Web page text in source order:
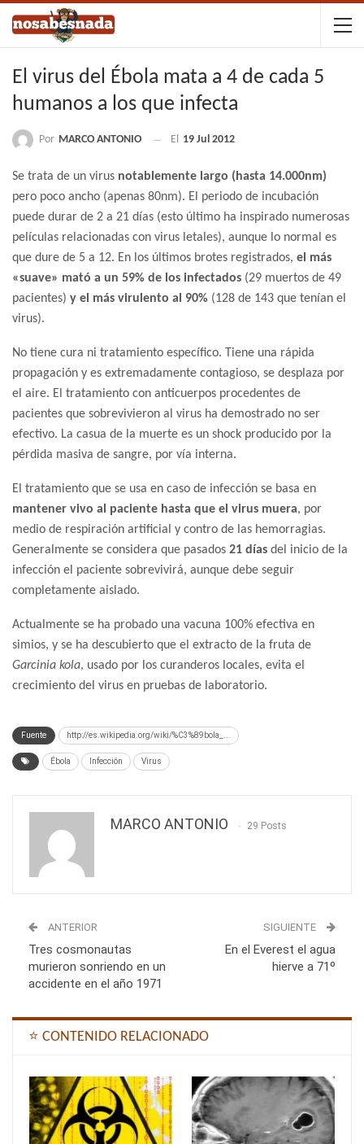
El virus del Ébola mata a 4 de cada 5
humanos a los que infecta
Por MARCO ANTONIO El 19 Jul 2012
Se trata de un virus notablemente largo (hasta 14.000nm)
pero poco ancho (apenas 80nm). El periodo de incubación
puede durar de 2 a 21 días (esto último ha inspirado numerosas
películas relacionadas con virus letales), aunque lo normal es
que dure de 5 a 12. En los últimos brotes registrados, el más
«suave» mató a un 59% de los infectados (29 muertos de 49
pacientes) y el más virulento al 90% (128 de 143 que tenían el
virus).
No tiene cura ni tratamiento específico. Tiene una rápida
propagación y es extremadamente contagioso, se desplaza por
el aire. El tratamiento con anticuerpos procedentes de
pacientes que sobrevivieron al virus ha demostrado no ser
efectivo. La casua de la muerte es un shock producido por la
pérdida masiva de sangre, por vía interna.
El tratamiento que se usa en caso de infección se basa en
mantener vivo al paciente hasta que el virus muera, por
medio de respiración artificial y contro de las hemorragias.
Generalmente se considera que pasados 21 días del inicio de la
infección el paciente sobrevivirá, aunque debe seguir
completamente aislado.
Actualmente se ha probado una vacuna 100% efectiva en
simios, y se ha descubierto que el extracto de la fruta de
Garcinia kola, usado por los curanderos locales, evita el
crecimiento del virus en pruebas de laboratorio.
Fuente http://es.wikipedia.org/wiki/%C3%89bola_...
Ébola Infección Virus
MARCO ANTONIO 29 Posts
ANTERIOR
Tres cosmonautas
murieron sonriendo en un
accidente en el año 1971
SIGUIENTE
En el Everest el agua
hierve a 71º
⭐ CONTENIDO RELACIONADO